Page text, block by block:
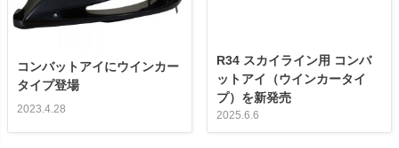
コンバットアイにウインカー
タイプ登場
2023.4.28
R34 スカイライン用 コンバ
ットアイ（ウインカータイ
プ）を新発売
2025.6.6